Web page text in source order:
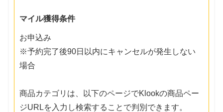
マイル獲得条件
お申込み
※予約完了後90日以内にキャンセルが発生しない
場合
商品カテゴリは、以下のページでKlookの商品ペー
ジURLを入力し検索することで判別できます。